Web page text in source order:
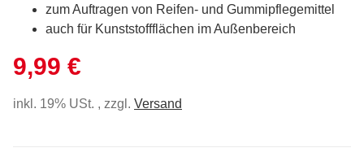
zum Auftragen von Reifen- und Gummipflegemittel
auch für Kunststoffflächen im Außenbereich
9,99 €
inkl. 19% USt. , zzgl. Versand